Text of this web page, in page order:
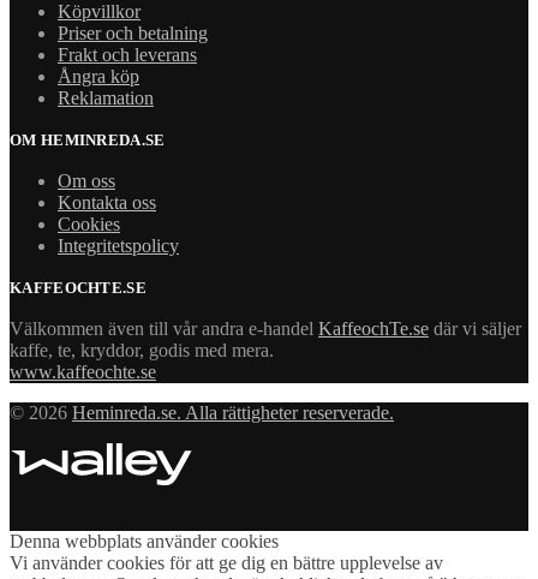
Köpvillkor
Priser och betalning
Frakt och leverans
Ångra köp
Reklamation
OM HEMINREDA.SE
Om oss
Kontakta oss
Cookies
Integritetspolicy
KAFFEOCHTE.SE
Välkommen även till vår andra e-handel KaffeochTe.se där vi säljer
kaffe, te, kryddor, godis med mera.
www.kaffeochte.se
© 2026 Heminreda.se. Alla rättigheter reserverade.
Denna webbplats använder cookies
Vi använder cookies för att ge dig en bättre upplevelse av